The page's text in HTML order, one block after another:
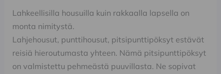
Lahkeellisilla housuilla kuin rakkaalla lapsella on
monta nimitystä.
Lahjehousut, punttihousut, pitsipunttipöksyt estävät
reisiä hieroutumasta yhteen. Nämä pitsipunttipöksyt
on valmistettu pehmeästä puuvillasta. Ne sopivat